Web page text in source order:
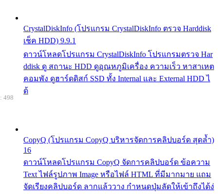
CrystalDiskInfo (โปรแกรม CrystalDiskInfo ตรวจ Harddisk
เช็ค HDD) 9.9.1
ดาวน์โหลดโปรแกรม CrystalDiskInfo โปรแกรมตรวจ Har
ddisk ดู สถานะ HDD ดูอุณหภูมิเครื่อง ความเร็ว หาสาเหต
คอมพัง ดูฮาร์ดดิสก์ SSD ทั้ง Internal และ External HDD ไ
ด้
CopyQ (โปรแกรม CopyQ บริหารจัดการคลิปบอร์ด สุดล้ำ)
16
ดาวน์โหลดโปรแกรม CopyQ จัดการคลิปบอร์ด ข้อความ
Text ไฟล์รูปภาพ Image หรือไฟล์ HTML ที่มีมากมาย แถม
จัดเรียงคลิปบอร์ด ลากแล้ววาง กำหนดปุ่มลัดให้เข้าถึงได้ง่
498